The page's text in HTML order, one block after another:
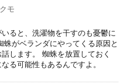
クモ
ると、洗濯物を干すのも憂鬱に
蛛がベランダにやってくる原因と
します。 蜘蛛を放置しておく
る可能性もあるんですよ。